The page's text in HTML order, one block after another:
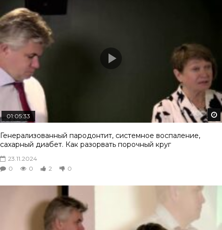
01:05:33
Генерализованный пародонтит, системное воспаление,
сахарный диабет. Как разорвать порочный круг
23.11.2024
0
0 2 0